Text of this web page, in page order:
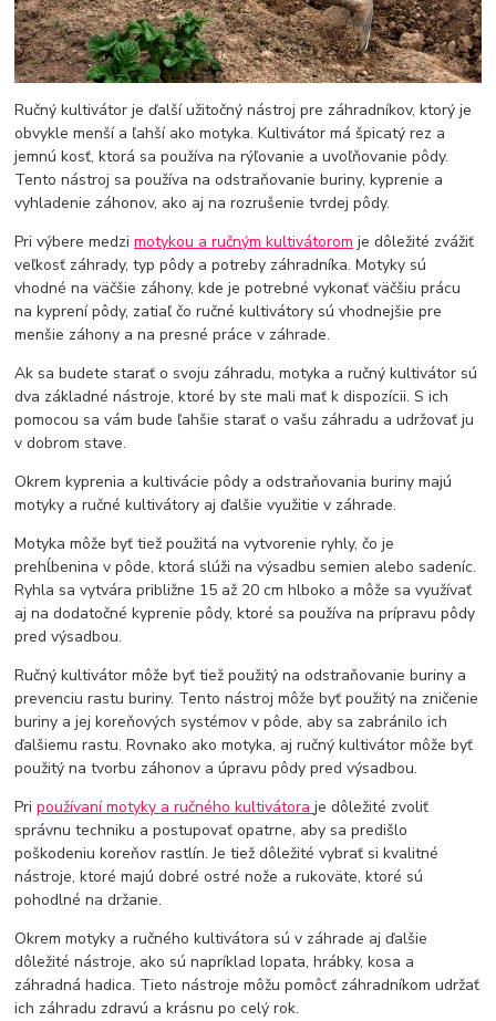
Ručný kultivátor je ďalší užitočný nástroj pre záhradníkov, ktorý je
obvykle menší a ľahší ako motyka. Kultivátor má špicatý rez a
jemnú kosť, ktorá sa používa na rýľovanie a uvoľňovanie pôdy.
Tento nástroj sa používa na odstraňovanie buriny, kyprenie a
vyhladenie záhonov, ako aj na rozrušenie tvrdej pôdy.
Pri výbere medzimotykou a ručným kultivátorom je dôležité zvážiť
veľkosť záhrady, typ pôdy a potreby záhradníka. Motyky sú
vhodné na väčšie záhony, kde je potrebné vykonať väčšiu prácu
na kyprení pôdy, zatiaľ čo ručné kultivátory sú vhodnejšie pre
menšie záhony a na presné práce v záhrade.
Ak sa budete starať o svoju záhradu, motyka a ručný kultivátor sú
dva základné nástroje, ktoré by ste mali mať k dispozícii. S ich
pomocou sa vám bude ľahšie starať o vašu záhradu a udržovať ju
v dobrom stave.
Okrem kyprenia a kultivácie pôdy a odstraňovania buriny majú
motyky a ručné kultivátory aj ďalšie využitie v záhrade.
Motyka môže byť tiež použitá na vytvorenie ryhly, čo je
prehĺbenina v pôde, ktorá slúži na výsadbu semien alebo sadeníc.
Ryhla sa vytvára približne 15 až 20 cm hlboko a môže sa využívať
aj na dodatočné kyprenie pôdy, ktoré sa používa na prípravu pôdy
pred výsadbou.
Ručný kultivátor môže byť tiež použitý na odstraňovanie buriny a
prevenciu rastu buriny. Tento nástroj môže byť použitý na zničenie
buriny a jej koreňových systémov v pôde, aby sa zabránilo ich
ďalšiemu rastu. Rovnako ako motyka, aj ručný kultivátor môže byť
použitý na tvorbu záhonov a úpravu pôdy pred výsadbou.
Pripoužívaní motyky a ručného kultivátoraje dôležité zvoliť
správnu techniku a postupovať opatrne, aby sa predišlo
poškodeniu koreňov rastlín. Je tiež dôležité vybrať si kvalitné
nástroje, ktoré majú dobré ostré nože a rukoväte, ktoré sú
pohodlné na držanie.
Okrem motyky a ručného kultivátora sú v záhrade aj ďalšie
dôležité nástroje, ako sú napríklad lopata, hrábky, kosa a
záhradná hadica. Tieto nástroje môžu pomôcť záhradníkom udržať
ich záhradu zdravú a krásnu po celý rok.